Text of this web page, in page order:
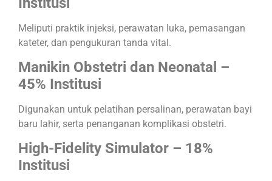
Meliputi praktik injeksi, perawatan luka, pemasangan
kateter, dan pengukuran tanda vital.​
Manikin Obstetri dan Neonatal –
45% Institusi
Digunakan untuk pelatihan persalinan, perawatan bayi
baru lahir, serta penanganan komplikasi obstetri.​
High-Fidelity Simulator – 18%
Institusi